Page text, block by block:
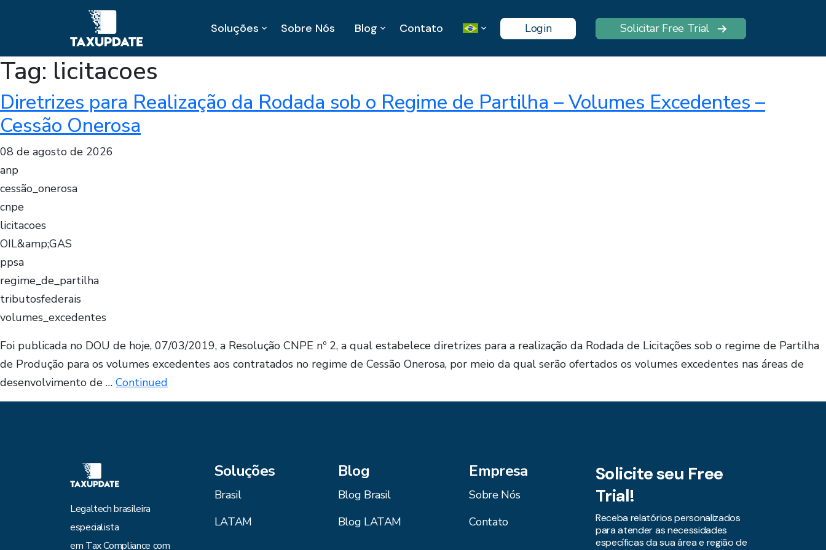
Soluções Sobre Nós Blog Contato Login Solicitar Free Trial
Tag: licitacoes
Diretrizes para Realização da Rodada sob o Regime de Partilha – Volumes Excedentes –
Cessão Onerosa
08 de agosto de 2026
anp
cessão_onerosa
cnpe
licitacoes
OIL&amp;GAS
ppsa
regime_de_partilha
tributosfederais
volumes_excedentes
Foi publicada no DOU de hoje, 07/03/2019, a Resolução CNPE nº 2, a qual estabelece diretrizes para a realização da Rodada de Licitações sob o regime de Partilha
de Produção para os volumes excedentes aos contratados no regime de Cessão Onerosa, por meio da qual serão ofertados os volumes excedentes nas áreas de
desenvolvimento de … Continued
Legaltech brasileira
especialista
em Tax Compliance com
Soluções
Brasil
LATAM
Blog
Blog Brasil
Blog LATAM
Empresa
Sobre Nós
Contato
Solicite seu Free
Trial!
Receba relatórios personalizados
para atender as necessidades
específicas da sua área e região de